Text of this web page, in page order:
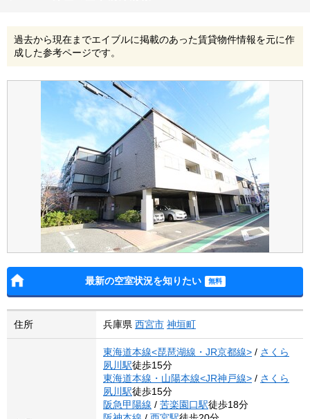
過去から現在までエイブルに掲載のあった賃貸物件情報を元に作
成した参考ページです。
最新の空室状況を知りたい
住所 兵庫県 西宮市 神垣町
東海道本線<琵琶湖線・JR京都線> / さくら
夙川駅徒歩15分
東海道本線・山陽本線<JR神戸線> / さくら
夙川駅徒歩15分
阪急甲陽線 / 苦楽園口駅徒歩18分